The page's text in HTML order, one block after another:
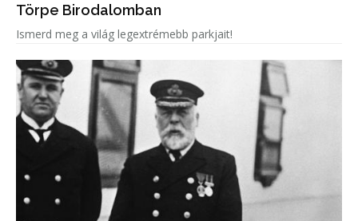
Törpe Birodalomban
Ismerd meg a világ legextrémebb parkjait!